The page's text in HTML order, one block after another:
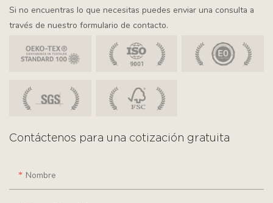
Si no encuentras lo que necesitas puedes enviar una consulta a
través de nuestro formulario de contacto.
Contáctenos para una cotización gratuita
Nombre